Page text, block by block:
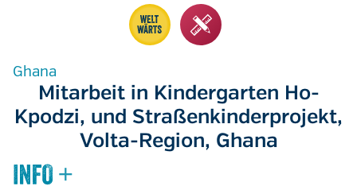
Ghana
Mitarbeit in Kindergarten Ho-
Kpodzi, und Straßenkinderprojekt,
Volta-Region, Ghana